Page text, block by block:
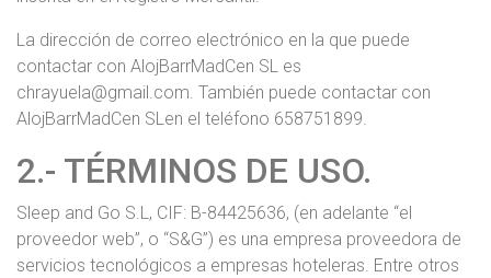
La dirección de correo electrónico en la que puede
contactar con AlojBarrMadCen SL es
chrayuela@gmail.com. También puede contactar con
AlojBarrMadCen SLen el teléfono 658751899.
2.- TÉRMINOS DE USO.
Sleep and Go S.L, CIF: B-84425636, (en adelante “el
proveedor web”, o “S&G”) es una empresa proveedora de
servicios tecnológicos a empresas hoteleras. Entre otros